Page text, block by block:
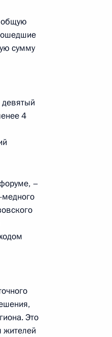
3
13
9
общую
сумму
4
–
медного
Это
жителей